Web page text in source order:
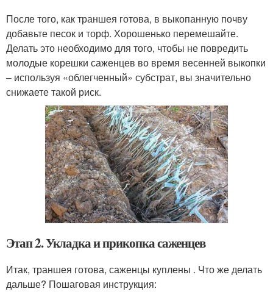
После того, как траншея готова, в выкопанную почву
добавьте песок и торф. Хорошенько перемешайте.
Делать это необходимо для того, чтобы не повредить
молодые корешки саженцев во время весенней выкопки
– используя «облегченный» субстрат, вы значительно
снижаете такой риск.
Этап 2. Укладка и прикопка саженцев
Итак, траншея готова, саженцы куплены . Что же делать
дальше? Пошаговая инструкция: